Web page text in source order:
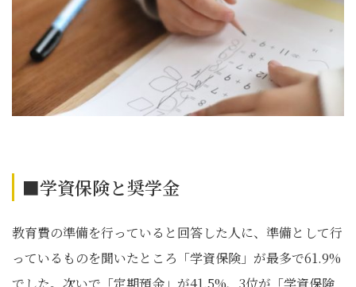
■学資保険と奨学金
教育費の準備を行っていると回答した人に、準備として行
っているものを聞いたところ「学資保険」が最多で61.9%